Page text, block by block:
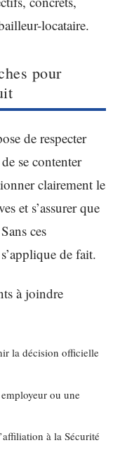
locataire.
pour
de respecter
se contenter
clairement le
et s’assurer que
ces
de fait.
à joindre
la décision officielle
ou une
à la Sécurité